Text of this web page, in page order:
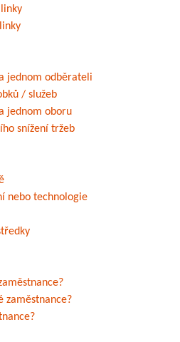
jednom odběrateli
/ služeb
jednom oboru
snížení tržeb
nebo technologie
zaměstnance?